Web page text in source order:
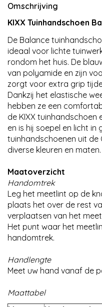
Omschrijving
KIXX Tuinhandschoen
De Balance
ideaal voor lichte
rondom het huis. De
van polyamide en zijn
zorgt voor extra grip
Dankzij het elastische
hebben ze een
de KIXX tuinhandschoen
en is hij soepel en licht in
tuinhandschoenen uit de
diverse kleuren en maten.
Maatoverzicht
Handomtrek
Leg het meetlint op de
plaats het over de rest
verplaatsen van het
Het punt waar het
handomtrek.
Handlengte
Meet uw hand vanaf de
Maattabel